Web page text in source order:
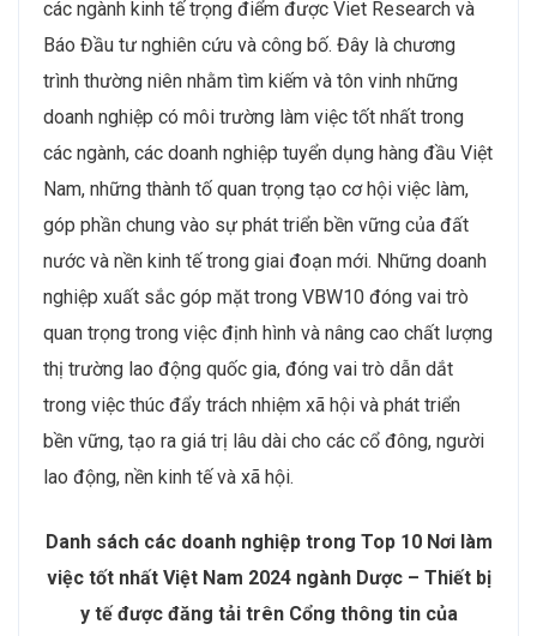
các ngành kinh tế trọng điểm được Viet Research và
Báo Đầu tư nghiên cứu và công bố. Đây là chương
trình thường niên nhằm tìm kiếm và tôn vinh những
doanh nghiệp có môi trường làm việc tốt nhất trong
các ngành, các doanh nghiệp tuyển dụng hàng đầu Việt
Nam, những thành tố quan trọng tạo cơ hội việc làm,
góp phần chung vào sự phát triển bền vững của đất
nước và nền kinh tế trong giai đoạn mới. Những doanh
nghiệp xuất sắc góp mặt trong VBW10 đóng vai trò
quan trọng trong việc định hình và nâng cao chất lượng
thị trường lao động quốc gia, đóng vai trò dẫn dắt
trong việc thúc đẩy trách nhiệm xã hội và phát triển
bền vững, tạo ra giá trị lâu dài cho các cổ đông, người
lao động, nền kinh tế và xã hội.
Danh sách các doanh nghiệp trong Top 10 Nơi làm
việc tốt nhất Việt Nam 2024 ngành Dược – Thiết bị
y tế được đăng tải trên Cổng thông tin của